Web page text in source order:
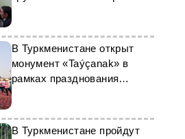
экологии
В Туркменистане открыт
монумент «Taýçanak» в
рамках празднования
Национального дня
туркменского скакуна
В Туркменистане пройдут